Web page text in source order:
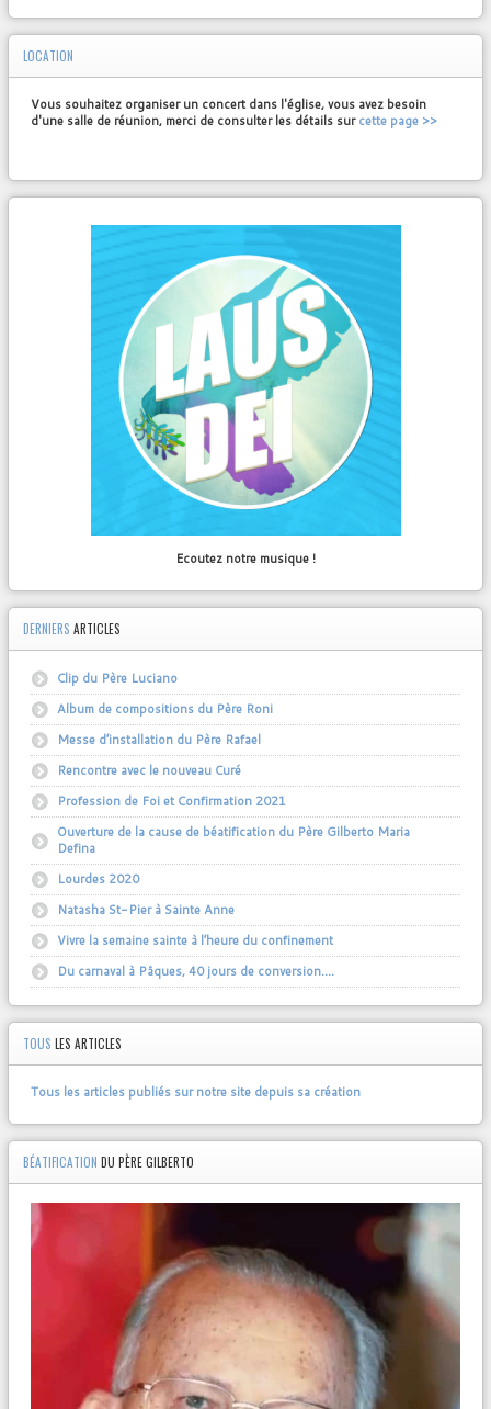
LOCATION
Vous souhaitez organiser un concert dans l'église, vous avez besoin
d'une salle de réunion, merci de consulter les détails surcette page >>
Ecoutez notre musique !
DERNIERS ARTICLES
Clip du Père Luciano
Album de compositions du Père Roni
Messe d’installation du Père Rafael
Rencontre avec le nouveau Curé
Profession de Foi et Confirmation 2021
Ouverture de la cause de béatification du Père Gilberto Maria
Defina
Lourdes 2020
Natasha St-Pier à Sainte Anne
Vivre la semaine sainte à l’heure du confinement
Du carnaval à Pâques, 40 jours de conversion….
TOUS LES ARTICLES
Tous les articles publiés sur notre site depuis sa création
BÉATIFICATION DU PÈRE GILBERTO